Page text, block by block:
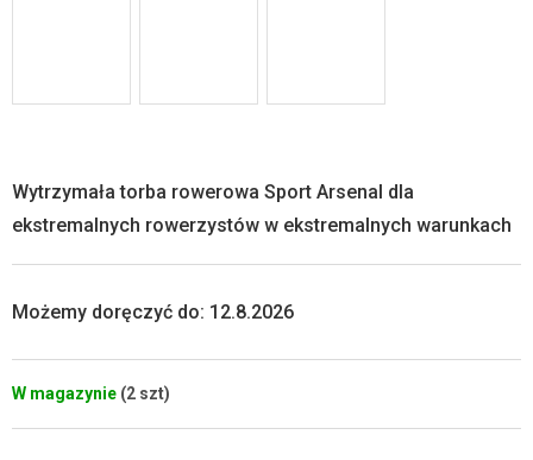
W magazynie (2 szt)
Możemy doręczyć do: 12.8.2026
Wytrzymała torba rowerowa Sport Arsenal dla
ekstremalnych rowerzystów w ekstremalnych warunkach